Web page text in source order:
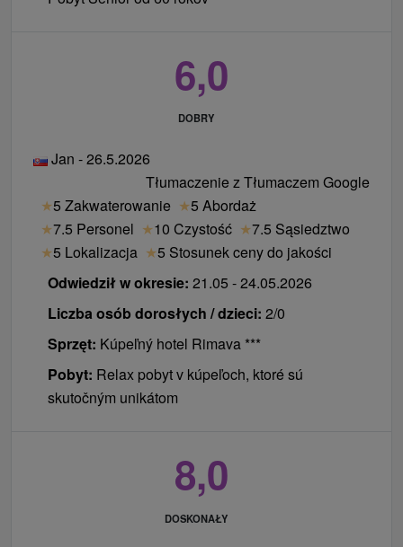
6,0
DOBRY
Jan - 26.5.2026
Tłumaczenie z Tłumaczem Google
★5 Zakwaterowanie ★5 Abordaż
★7.5 Personel ★10 Czystość ★7.5 Sąsiedztwo
★5 Lokalizacja ★5 Stosunek ceny do jakości
Odwiedził w okresie: 21.05 - 24.05.2026
Liczba osób dorosłych / dzieci: 2/0
Sprzęt: Kúpeľný hotel Rimava ***
Pobyt: Relax pobyt v kúpeľoch, ktoré sú
skutočným unikátom
8,0
DOSKONAŁY